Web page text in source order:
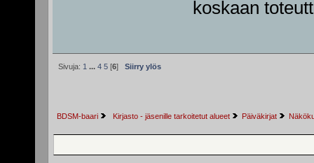
koskaan
Sivuja: 1 ... 4 5[6] Siirry ylös
BDSM-baari Kirjasto - jäsenille tarkoitetut alueet Päiväkirjat